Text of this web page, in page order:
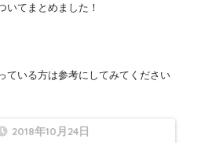
いてまとめました！
ている方は参考にしてみてください
2018年10月24日